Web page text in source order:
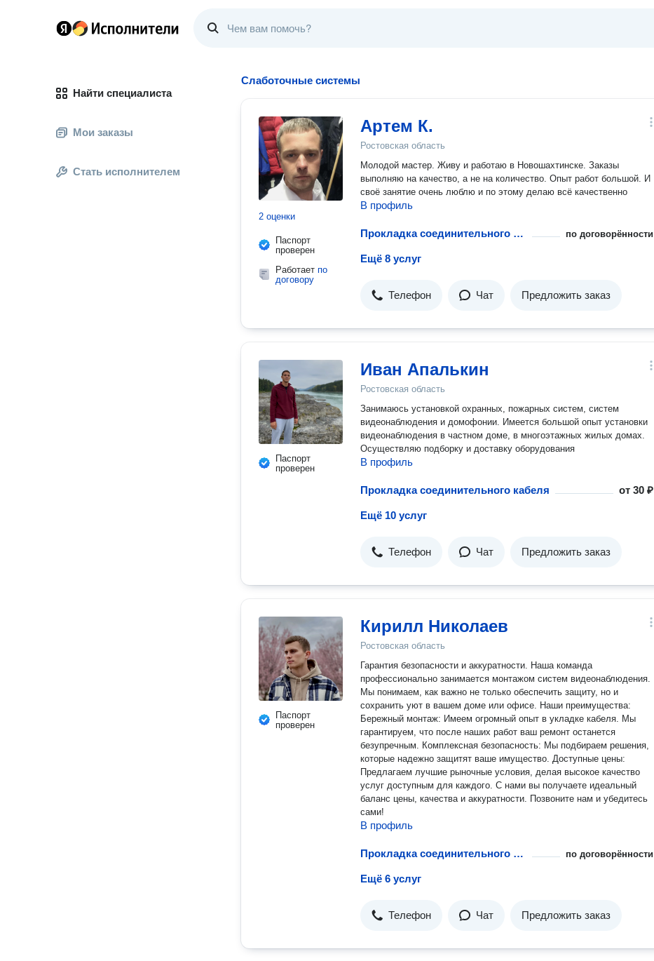
Найти специалиста
Мои заказы
Стать исполнителем
Слаботочные системы
2 оценки
Паспорт
проверен
Работает по
договору
Артем К.
Ростовская область
Молодой мастер. Живу и работаю в Новошахтинске. Заказы
выполняю на качество, а не на количество. Опыт работ большой. И
своё занятие очень люблю и по этому делаю всё качественно
В профиль
Прокладка соединительного кабеля по договорённости
Ещё 8 услуг
Телефон Чат Предложить заказ
Паспорт
проверен
Иван Апалькин
Ростовская область
Занимаюсь установкой охранных, пожарных систем, систем
видеонаблюдения и домофонии. Имеется большой опыт установки
видеонаблюдения в частном доме, в многоэтажных жилых домах.
Осуществляю подборку и доставку оборудования
В профиль
Прокладка соединительного кабеля от30 ₽
Ещё 10 услуг
Телефон Чат Предложить заказ
Паспорт
проверен
Кирилл Николаев
Ростовская область
Гарантия безопасности и аккуратности. Наша команда
профессионально занимается монтажом систем видеонаблюдения.
Мы понимаем, как важно не только обеспечить защиту, но и
сохранить уют в вашем доме или офисе. Наши преимущества:
Бережный монтаж: Имеем огромный опыт в укладке кабеля. Мы
гарантируем, что после наших работ ваш ремонт останется
безупречным. Комплексная безопасность: Мы подбираем решения,
которые надежно защитят ваше имущество. Доступные цены:
Предлагаем лучшие рыночные условия, делая высокое качество
услуг доступным для каждого. С нами вы получаете идеальный
баланс цены, качества и аккуратности. Позвоните нам и убедитесь
сами!
В профиль
Прокладка соединительного кабеля по договорённости
Ещё 6 услуг
Телефон Чат Предложить заказ